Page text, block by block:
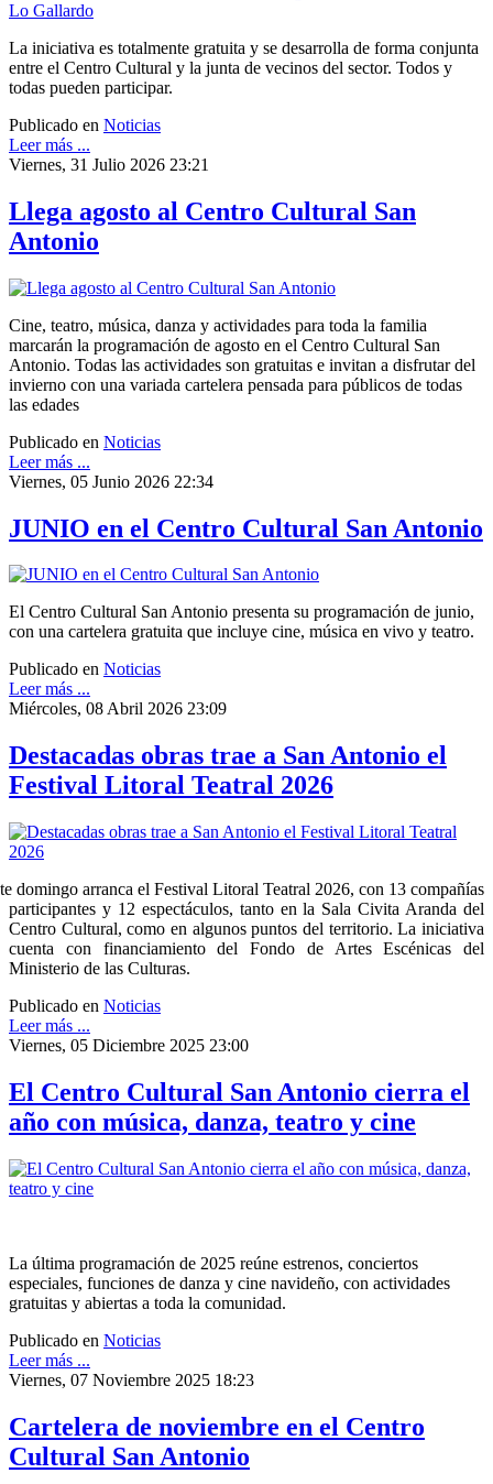
La iniciativa es totalmente gratuita y se desarrolla de forma conjunta
entre el Centro Cultural y la junta de vecinos del sector. Todos y
todas pueden participar.
Publicado en Noticias
Leer más ...
Viernes, 31 Julio 2026 23:21
Llega agosto al Centro Cultural San
Antonio
Cine, teatro, música, danza y actividades para toda la familia
marcarán la programación de agosto en el Centro Cultural San
Antonio. Todas las actividades son gratuitas e invitan a disfrutar del
invierno con una variada cartelera pensada para públicos de todas
las edades
Publicado en Noticias
Leer más ...
Viernes, 05 Junio 2026 22:34
JUNIO en el Centro Cultural San Antonio
El Centro Cultural San Antonio presenta su programación de junio,
con una cartelera gratuita que incluye cine, música en vivo y teatro.
Publicado en Noticias
Leer más ...
Miércoles, 08 Abril 2026 23:09
Destacadas obras trae a San Antonio el
Festival Litoral Teatral 2026
domingo arranca el Festival Litoral Teatral 2026, con 13 compañías
participantes y 12 espectáculos, tanto en la Sala Civita Aranda del
Centro Cultural, como en algunos puntos del territorio. La iniciativa
cuenta con financiamiento del Fondo de Artes Escénicas del
Ministerio de las Culturas.
Publicado en Noticias
Leer más ...
Viernes, 05 Diciembre 2025 23:00
El Centro Cultural San Antonio cierra el
año con música, danza, teatro y cine
La última programación de 2025 reúne estrenos, conciertos
especiales, funciones de danza y cine navideño, con actividades
gratuitas y abiertas a toda la comunidad.
Publicado en Noticias
Leer más ...
Viernes, 07 Noviembre 2025 18:23
Cartelera de noviembre en el Centro
Cultural San Antonio